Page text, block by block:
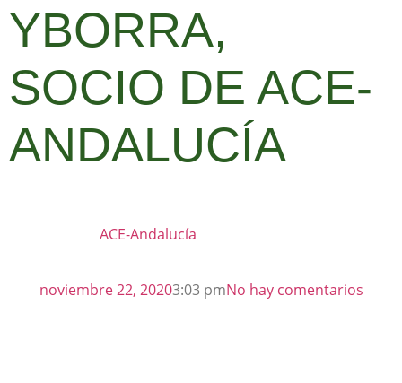
YBORRA,
SOCIO DE ACE-
ANDALUCÍA
ACE-Andalucía
noviembre 22, 20203:03 pmNo hay comentarios